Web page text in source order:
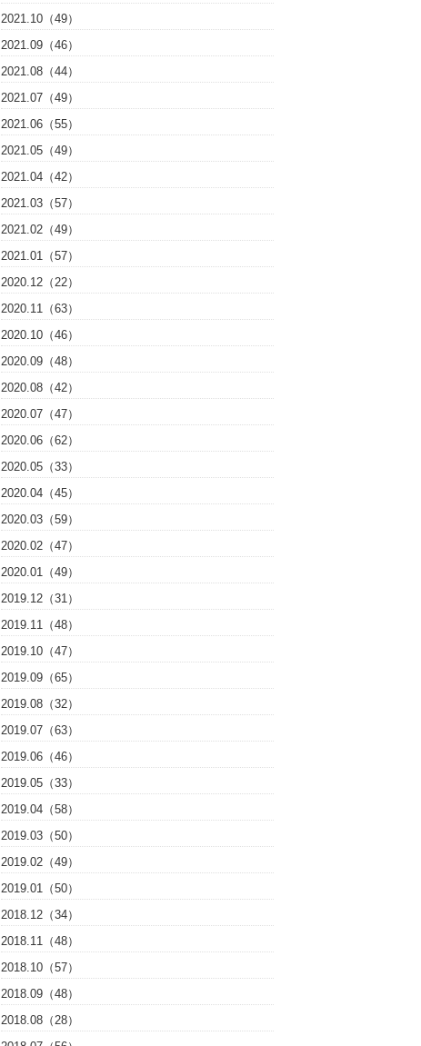
2021.10（49）
2021.09（46）
2021.08（44）
2021.07（49）
2021.06（55）
2021.05（49）
2021.04（42）
2021.03（57）
2021.02（49）
2021.01（57）
2020.12（22）
2020.11（63）
2020.10（46）
2020.09（48）
2020.08（42）
2020.07（47）
2020.06（62）
2020.05（33）
2020.04（45）
2020.03（59）
2020.02（47）
2020.01（49）
2019.12（31）
2019.11（48）
2019.10（47）
2019.09（65）
2019.08（32）
2019.07（63）
2019.06（46）
2019.05（33）
2019.04（58）
2019.03（50）
2019.02（49）
2019.01（50）
2018.12（34）
2018.11（48）
2018.10（57）
2018.09（48）
2018.08（28）